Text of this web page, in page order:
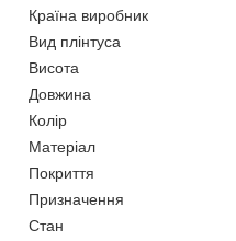
Країна виробник
Вид плінтуса
Висота
Довжина
Колір
Матеріал
Покриття
Призначення
Стан